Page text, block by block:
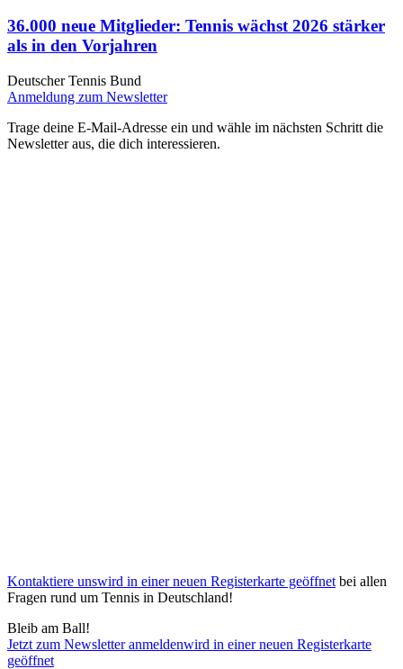
36.000 neue Mitglieder: Tennis wächst 2026 stärker
als in den Vorjahren
Deutscher Tennis Bund
Anmeldung zum Newsletter
Trage deine E-Mail-Adresse ein und wähle im nächsten Schritt die
Newsletter aus, die dich interessieren.
Kontaktiere unswird in einer neuen Registerkarte geöffnet bei allen
Fragen rund um Tennis in Deutschland!
Bleib am Ball!
Jetzt zum Newsletter anmeldenwird in einer neuen Registerkarte
geöffnet